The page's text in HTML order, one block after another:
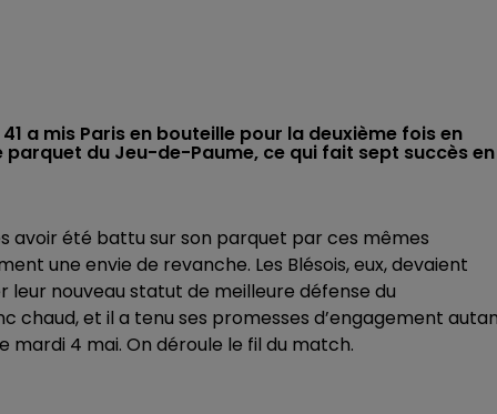
a mis Paris en bouteille pour la deuxième fois en
du Jeu-de-Paume, ce qui fait sept succès en
avoir été battu sur son parquet par ces mêmes
une envie de revanche. Les Blésois, eux, devaient
nouveau statut de meilleure défense du
chaud, et il a tenu ses promesses d’engagement
4 mai. On déroule le fil du match.